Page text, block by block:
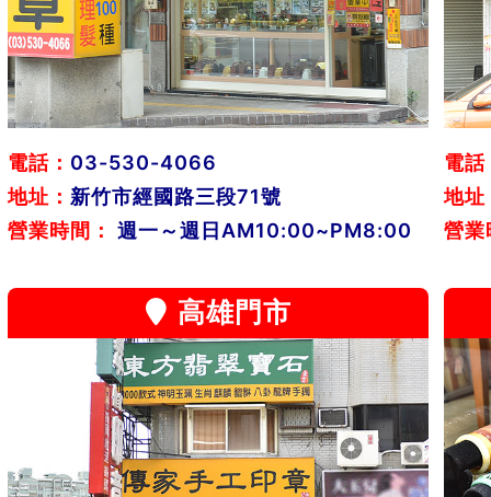
電話： 03-530-4066
地址： 新竹市經國路三段71號
營業時間：
週一～週日AM10:00~PM8:00
電話
地址
營業
高雄門市